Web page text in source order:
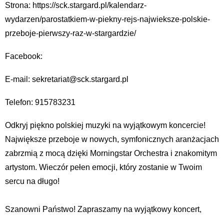
Strona: https://sck.stargard.pl/kalendarz-
wydarzen/parostatkiem-w-piekny-rejs-najwieksze-polskie-
przeboje-pierwszy-raz-w-stargardzie/
Facebook:
E-mail: sekretariat@sck.stargard.pl
Telefon: 915783231
Odkryj piękno polskiej muzyki na wyjątkowym koncercie!
Największe przeboje w nowych, symfonicznych aranżacjach
zabrzmią z mocą dzięki Morningstar Orchestra i znakomitym
artystom. Wieczór pełen emocji, który zostanie w Twoim
sercu na długo!
Szanowni Państwo! Zapraszamy na wyjątkowy koncert,